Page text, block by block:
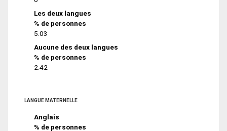
Les deux langues
% de personnes
5.03
Aucune des deux langues
% de personnes
2.42
LANGUE MATERNELLE
Anglais
% de personnes